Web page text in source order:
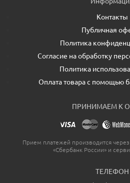
Контакты
Публичная
Политика
Согласие на обработку
Политика
Оплата товара с помощью
ПРИНИМАЕМ К
Прием платежей производится
«Сбербанк России» и
ТЕЛЕФОН